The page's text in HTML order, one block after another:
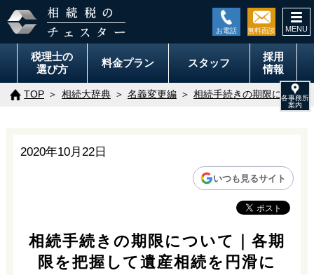
税理士の
選び方
料金プラン スタッフ
採用
情報
TOP 相続大辞典 名義変更編 相続手続きの期限につい
2020年10月22日
いつも見るサイト
相続手続きの期限について｜各期
限を把握して遺産相続を円滑に